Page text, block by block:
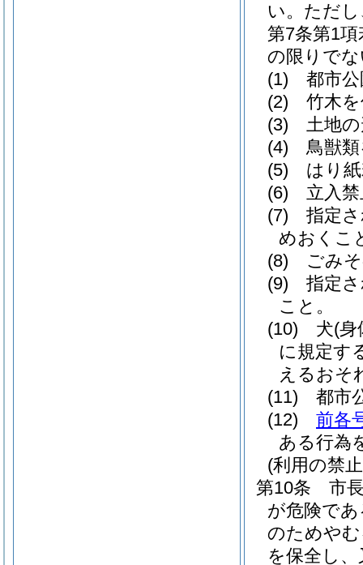
い。 ただ
第7条第1
の限りで
(1)
都市
(2)
竹木
(3)
土地
(4)
鳥獣
(5)
はり
(6)
立入
(7)
指定
めおくこ
(8)
ごみ
(9)
指定
こと。
(10)
犬(身
に規定す
えるおそ
(11)
都市
(12)
前各
ある行為
(利用の禁
第10条
市
が危険で
のためや
を保全し